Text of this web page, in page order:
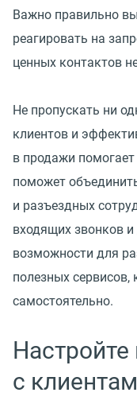
Важно правильно
реагировать на
ценных контактов
Не пропускать ни
клиентов и
в продажи
поможет
и разъездных
входящих звонков
возможности для
полезных сервисов,
самостоятельно.
с